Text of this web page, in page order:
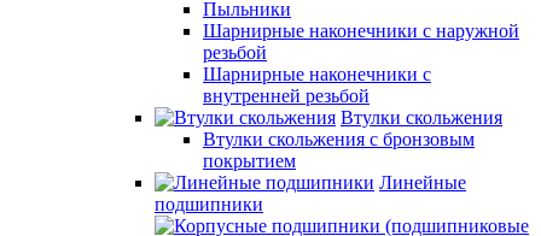
Пыльники
Шарнирные наконечники с наружной
резьбой
Шарнирные наконечники с
внутренней резьбой
Втулки скольжения
Втулки скольжения с бронзовым
покрытием
Линейные
подшипники